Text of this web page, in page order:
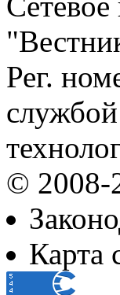
Рег.
© 2008-
Карта